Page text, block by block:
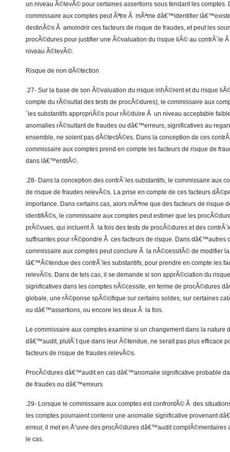
un niveau Ã©levÃ© pour certaines assertions sous tendant les comptes.
commissaire aux comptes peut Ãªtre Ã mÃªme dâ€™identifier
destinÃ©s Ã amoindrir ces facteurs de risque de fraudes, et peut les
procÃ©dures pour justifier une Ã©valuation du risque liÃ© au contrÃ´le
niveau Ã©levÃ©.
Risque de non dÃ©tection
.27- Sur la base de son Ã©valuation du risque inhÃ©rent et du risque
compte du rÃ©sultat des tests de procÃ©dures), le commissaire aux
´les substantifs appropriÃ©s pour rÃ©duire Ã un niveau acceptable
anomalies rÃ©sultant de fraudes ou dâ€™erreurs, significatives au
ensemble, ne soient pas dÃ©tectÃ©es. Dans la conception de ces
commissaire aux comptes prend en compte les facteurs de risque de
dans lâ€™entitÃ©.
.28- Dans la conception des contrÃ´les substantifs, le commissaire aux
de risque de fraudes relevÃ©s. La prise en compte de ces facteurs
importance. Dans certains cas, alors mÃªme que des facteurs de risque
identifiÃ©s, le commissaire aux comptes peut estimer que les
prÃ©vues, qui incluent Ã la fois des tests de procÃ©dures et des
suffisantes pour rÃ©pondre Ã ces facteurs de risque. Dans dâ€™autres
commissaire aux comptes peut conclure Ã la nÃ©cessitÃ© de modifier
lâ€™Ã©tendue des contrÃ´les substantifs, pour prendre en compte les
relevÃ©s. Dans de tels cas, il se demande si son apprÃ©ciation du
significatives dans les comptes nÃ©cessite, en terme de procÃ©dures
globale, une rÃ©ponse spÃ©cifique sur certains soldes, sur certaines
ou dâ€™assertions, ou encore les deux Ã la fois.
Le commissaire aux comptes examine si un changement dans la nature
dâ€™audit, plutÃ´t que dans leur Ã©tendue, ne serait pas plus efficace
facteurs de risque de fraudes relevÃ©s.
ProcÃ©dures dâ€™audit en cas dâ€™anomalie significative probable
de fraudes ou dâ€™erreurs
.29- Lorsque le commissaire aux comptes est confrontÃ© Ã des
les comptes pourraient contenir une anomalie significative provenant
erreur, il met en Å“uvre des procÃ©dures dâ€™audit complÃ©mentaires
le cas.